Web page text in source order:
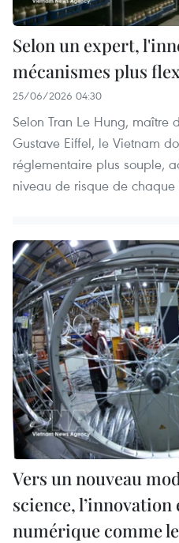
Selon un expert,
mécanismes plus
25/06/2026 04:30
Selon Tran Le Hung, maître
Gustave Eiffel, le Vietnam
réglementaire plus souple,
niveau de risque de chaque
Vers un nouveau
science,
numérique comme